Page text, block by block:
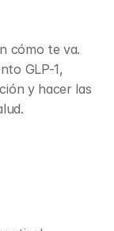
cómo te va.
GLP-1,
y hacer las